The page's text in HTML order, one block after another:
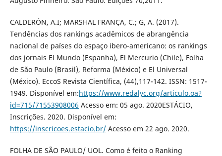
CALDERÓN, A.I; MARSHAL FRANÇA, C.; G, A. (2017).
Tendências dos rankings acadêmicos de abrangência
nacional de países do espaço ibero-americano: os rankings
dos jornais El Mundo (Espanha), El Mercurio (Chile), Folha
de São Paulo (Brasil), Reforma (México) e El Universal
(México). EccoS Revista Científica, (44),117-142. ISSN: 1517-
1949. Disponível em:https://www.redalyc.org/articulo.oa?
id=715/71553908006 Acesso em: 05 ago. 2020ESTÁCIO,
Inscrições. 2020. Disponível em:
https://inscricoes.estacio.br/Acesso em 22 ago. 2020.
FOLHA DE SÃO PAULO/ UOL. Como é feito o Ranking